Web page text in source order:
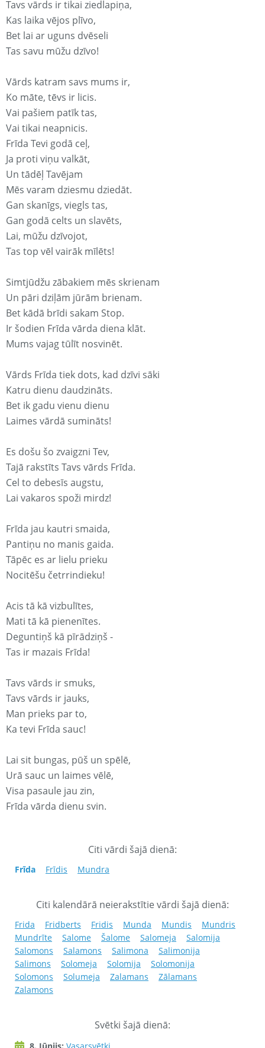
Tavs vārds ir tikai ziedlapiņa,
Kas laika vējos plīvo,
Bet lai ar uguns dvēseli
Tas savu mūžu dzīvo!
Vārds katram savs mums ir,
Ko māte, tēvs ir licis.
Vai pašiem patīk tas,
Vai tikai neapnicis.
Frīda Tevi godā ceļ,
Ja proti viņu valkāt,
Un tādēļ Tavējam
Mēs varam dziesmu dziedāt.
Gan skanīgs, viegls tas,
Gan godā celts un slavēts,
Lai, mūžu dzīvojot,
Tas top vēl vairāk mīlēts!
Simtjūdžu zābakiem mēs skrienam
Un pāri dziļām jūrām brienam.
Bet kādā brīdi sakam Stop.
Ir šodien Frīda vārda diena klāt.
Mums vajag tūlīt nosvinēt.
Vārds Frīda tiek dots, kad dzīvi sāki
Katru dienu daudzināts.
Bet ik gadu vienu dienu
Laimes vārdā sumināts!
Es došu šo zvaigzni Tev,
Tajā rakstīts Tavs vārds Frīda.
Cel to debesīs augstu,
Lai vakaros spoži mirdz!
Frīda jau kautri smaida,
Pantiņu no manis gaida.
Tāpēc es ar lielu prieku
Nocitēšu četrrindieku!
Acis tā kā vizbulītes,
Mati tā kā pienenītes.
Deguntiņš kā pīrādziņš -
Tas ir mazais Frīda!
Tavs vārds ir smuks,
Tavs vārds ir jauks,
Man prieks par to,
Ka tevi Frīda sauc!
Lai sit bungas, pūš un spēlē,
Urā sauc un laimes vēlē,
Visa pasaule jau zin,
Frīda vārda dienu svin.
Citi vārdi šajā dienā:
Frīda Frīdis Mundra
Citi kalendārā neierakstītie vārdi šajā dienā:
Frida Fridberts Fridis Munda Mundis
Mundris
Mundrīte
Salome Šalome Salomeja
Salomija
Salomons
Salamons Salimona
Salimonija
Salimons
Solomeja Solomija
Solomonija
Solomons
Solumeja Zalamans
Zālamans
Zalamons
Svētki šajā dienā: